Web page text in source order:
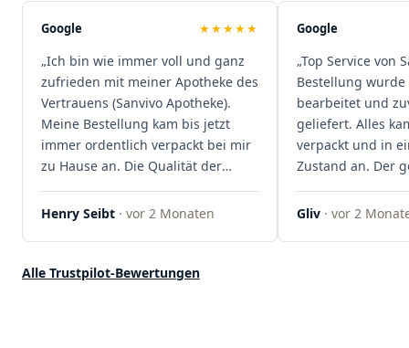
sind extrem zügig, was mir jedes
Mal viel Zeit spart. Man merkt,
Kundenzufriedenheit an erster
Stelle stehen. Vielen Dank an das
Team von Sanvivo – ich bin
rundum begeistert!"
Google ★★★★★
„Ich bin wie immer voll und ganz
zufrieden mit meiner Apotheke des
Vertrauens (Sanvivo Apotheke).
Meine Bestellung kam bis jetzt
immer ordentlich verpackt bei mir
zu Hause an. Die Qualität der
Blüten ist auch immer auf einem
hohen Niveau, die Auswahl ist
ordentlich gelagert, ich hatte nur
Henry Seibt · vor 2 Monaten
Google
„Top Service von
Bestellung wurde
bearbeitet und
geliefert. Alles
verpackt und in
Zustand an. Der
war
professionell.
Gliv · vor 2
Alle Trustpilot-Bewertungen